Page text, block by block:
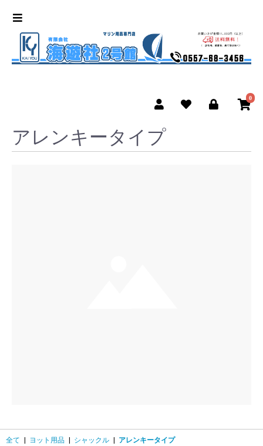
0
アレンキータイプ
全て | ヨット用品 | シャックル | アレンキータイプ